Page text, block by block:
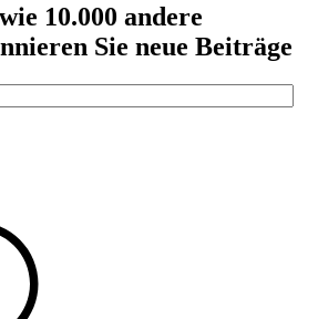
10.000 andere
Sie neue Beiträge